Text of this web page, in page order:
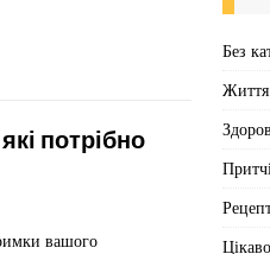
потрібно
вашого
Без
Життя
Цікаво